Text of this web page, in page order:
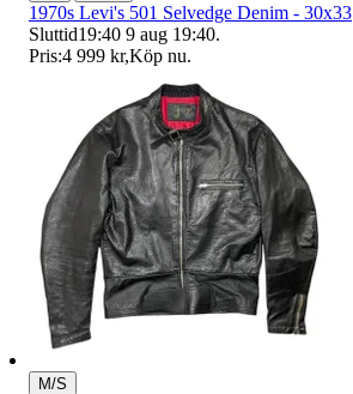
1970s Levi's 501 Selvedge Denim - 30x33
Sluttid19:40 9 aug 19:40.
Pris:4 999 kr,Köp nu.
M/S